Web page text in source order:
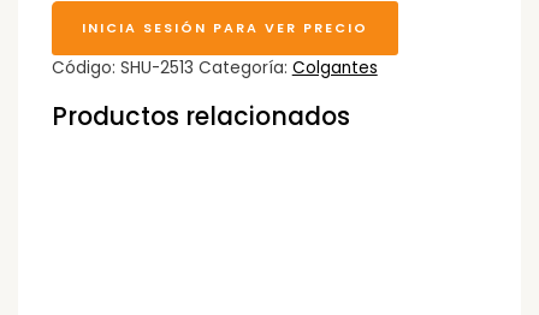
INICIA SESIÓN PARA VER PRECIO
Código: SHU-2513 Categoría: Colgantes
Productos relacionados